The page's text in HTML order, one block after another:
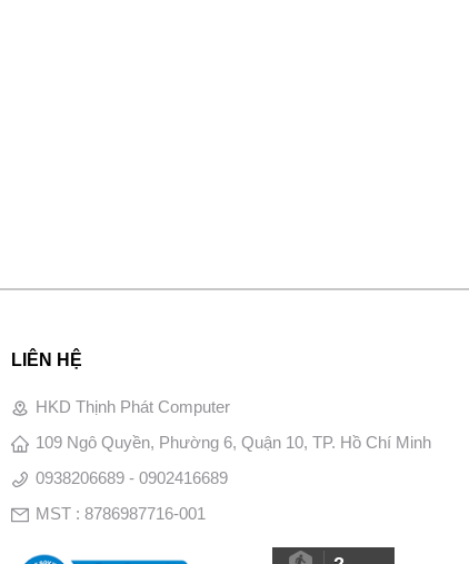
LIÊN HỆ
HKD Thịnh Phát Computer
109 Ngô Quyền, Phường 6, Quận 10, TP. Hồ Chí Minh
0938206689 - 0902416689
MST : 8786987716-001